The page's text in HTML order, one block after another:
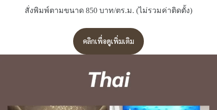
สั่งพิมพ์ตามขนาด 850 บาท/ตร.ม. (ไม่รวมค่าติดตั้ง)
คลิกเพื่อดูเพิ่มเติม